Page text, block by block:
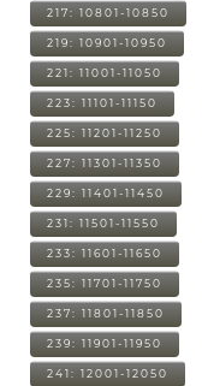
217: 10801-10850
219: 10901-10950
221: 11001-11050
223: 11101-11150
225: 11201-11250
227: 11301-11350
229: 11401-11450
231: 11501-11550
233: 11601-11650
235: 11701-11750
237: 11801-11850
239: 11901-11950
241: 12001-12050